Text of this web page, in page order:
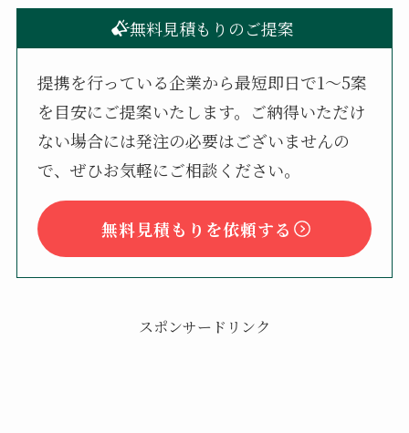
無料見積もりのご提案
提携を行っている企業から最短即日で1〜5案
を目安にご提案いたします。ご納得いただけ
ない場合には発注の必要はございませんの
で、ぜひお気軽にご相談ください。
無料見積もりを依頼する
スポンサードリンク